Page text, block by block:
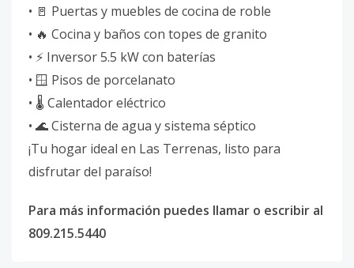
• 🚪 Puertas y muebles de cocina de roble
• 🔥 Cocina y baños con topes de granito
• ⚡ Inversor 5.5 kW con baterías
• 🪟 Pisos de porcelanato
• 🌡️ Calentador eléctrico
• 🌊 Cisterna de agua y sistema séptico
¡Tu hogar ideal en Las Terrenas, listo para
disfrutar del paraíso!
Para más información puedes llamar o escribir al
809.215.5440